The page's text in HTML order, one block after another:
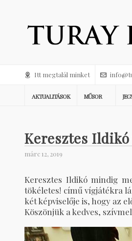
Itt megtalál minket
AKTUALITÁSOK MŰSOR
Keresztes
márc 12, 2019
Keresztes Ildikó mindig
tökéletes! című vígjátékra
két képviselője is, hogy az
Köszönjük a kedves,